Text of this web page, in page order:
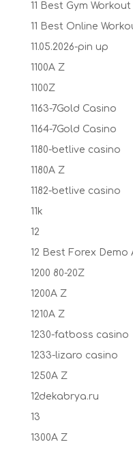
11 Best Gym
11 Best Online
11.05.2026-pin up
1100A Z
1100Z
1163-7Gold Casino
1164-7Gold Casino
1180-betlive casino
1180A Z
1182-betlive casino
11k
12
12 Best Forex Demo
1200 80-20Z
1200A Z
1210A Z
1230-fatboss casino
1233-lizaro casino
1250A Z
12dekabrya.ru
13
1300A Z